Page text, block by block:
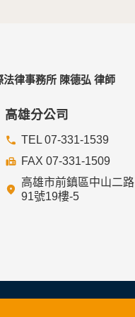
律事務所 陳德弘 律師
高雄分公司
TEL 07-331-1539
FAX 07-331-1509
高雄市前鎮區中山二路
91號19樓-5